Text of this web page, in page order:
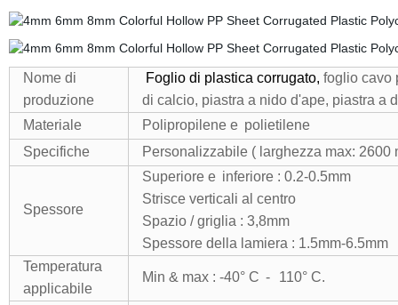
Nome di
produzione
Foglio di plastica corrugato, foglio cavo
di calcio, piastra a nido d'ape, piastra a
Materiale
Polipropilenee polietilene
Specifiche
Personalizzabile ( larghezza max:
Spessore
Superioree inferiore : 0.2-0.5mm
Strisce verticali al centro
Spazio / griglia : 3,8mm
Spessore della lamiera : 1.5mm-6.5mm
Temperatura
applicabile
Min & max : -40° C - 110° C.